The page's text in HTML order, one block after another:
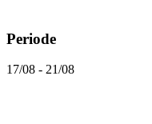
Periode
17/08 - 21/08